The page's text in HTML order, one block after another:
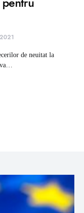
de neuitat la